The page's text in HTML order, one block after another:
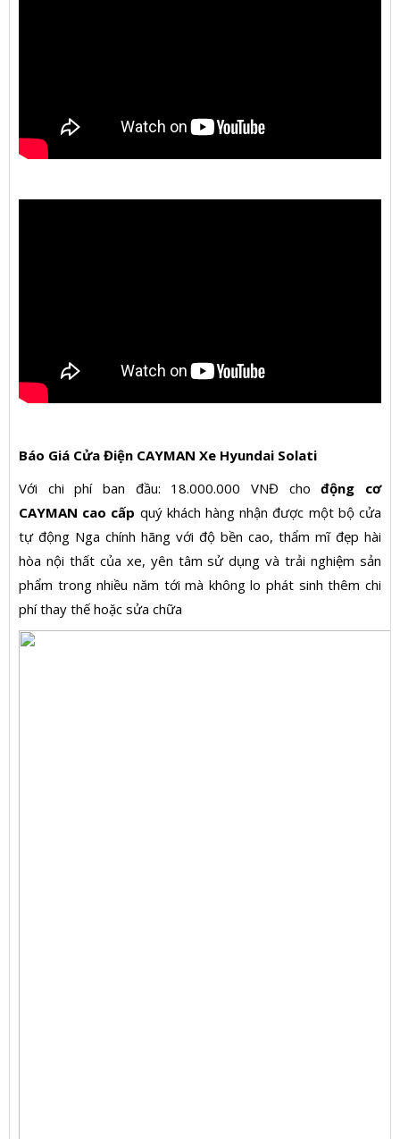
Báo Giá Cửa Điện CAYMAN Xe Hyundai Solati
Với chi phí ban đầu: 18.000.000 VNĐ cho động cơ
CAYMAN cao cấp quý khách hàng nhận được một bộ cửa
tự động Nga chính hãng với độ bền cao, thẩm mĩ đẹp hài
hòa nội thất của xe, yên tâm sử dụng và trải nghiệm sản
phẩm trong nhiều năm tới mà không lo phát sinh thêm chi
phí thay thế hoặc sửa chữa